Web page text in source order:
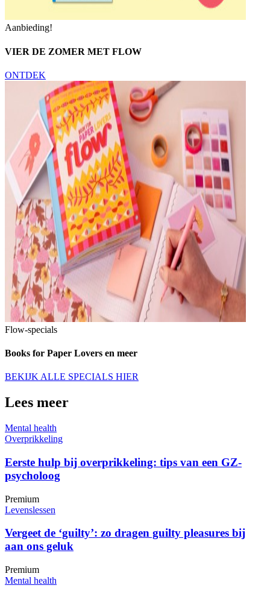
Aanbieding!
VIER DE ZOMER MET FLOW
ONTDEK
Flow-specials
Books for Paper Lovers en meer
BEKIJK ALLE SPECIALS HIER
Lees meer
Mental health
Overprikkeling
Eerste hulp bij overprikkeling: tips van een GZ-
psycholoog
Premium
Levenslessen
Vergeet de ‘guilty’: zo dragen guilty pleasures bij
aan ons geluk
Premium
Mental health